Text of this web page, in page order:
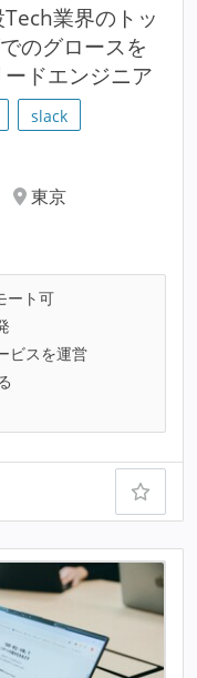
業界のトッ
のグロースを
ドエンジニア
slack
東京
ート可
ビスを運営